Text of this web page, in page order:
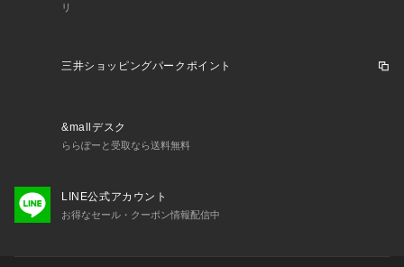
リ
三井ショッピングパークポイント
&mallデスク
ららぽーと受取なら送料無料
LINE公式アカウント
お得なセール・クーポン情報配信中